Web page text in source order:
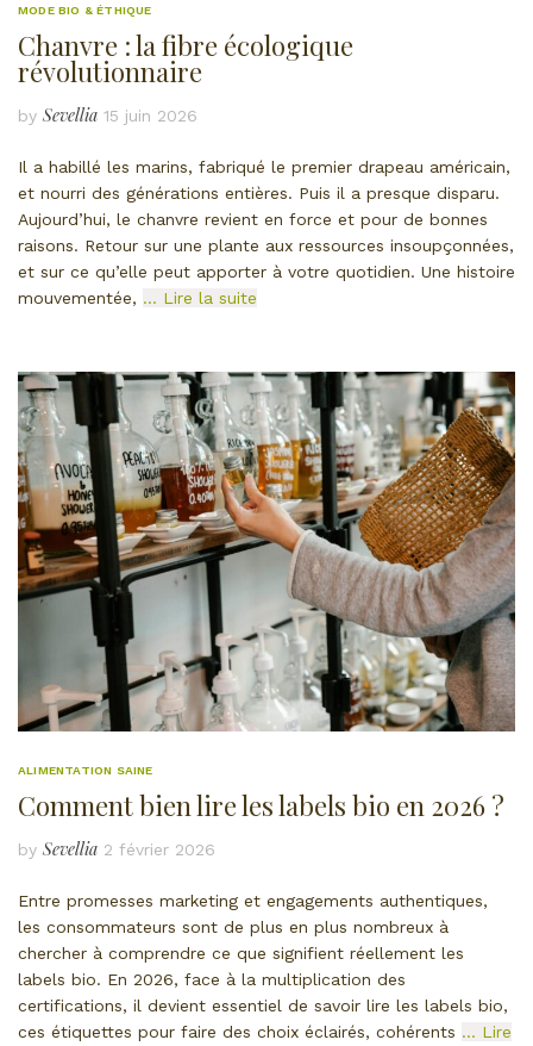
MODE BIO & ÉTHIQUE
Chanvre : la fibre écologique
révolutionnaire
by Sevellia 15 juin 2026
Il a habillé les marins, fabriqué le premier drapeau américain,
et nourri des générations entières. Puis il a presque disparu.
Aujourd’hui, le chanvre revient en force et pour de bonnes
raisons. Retour sur une plante aux ressources insoupçonnées,
et sur ce qu’elle peut apporter à votre quotidien. Une histoire
mouvementée, … Lire la suite
ALIMENTATION SAINE
Comment bien lire les labels bio en 2026 ?
by Sevellia 2 février 2026
Entre promesses marketing et engagements authentiques,
les consommateurs sont de plus en plus nombreux à
chercher à comprendre ce que signifient réellement les
labels bio. En 2026, face à la multiplication des
certifications, il devient essentiel de savoir lire les labels bio,
ces étiquettes pour faire des choix éclairés, cohérents … Lire